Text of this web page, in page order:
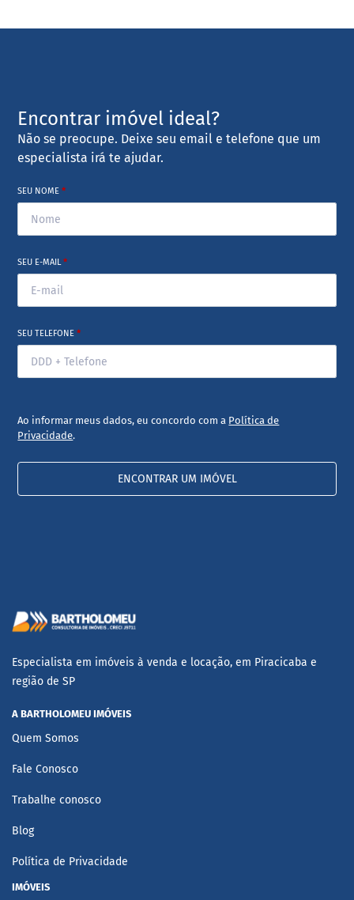
Encontrar imóvel ideal?
Não se preocupe. Deixe seu email e telefone que um
especialista irá te ajudar.
SEU NOME*
SEU E-MAIL*
SEU TELEFONE*
Ao informar meus dados, eu concordo com a Política de
Privacidade.
ENCONTRAR UM IMÓVEL
Especialista em imóveis à venda e locação, em Piracicaba e
região de SP
A BARTHOLOMEU IMÓVEIS
Quem Somos
Fale Conosco
Trabalhe conosco
Blog
Política de Privacidade
IMÓVEIS